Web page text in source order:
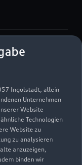
Ingolstadt, allein
Unternehmen
Website
Technologien
Website zu
zu analysieren
anzuzeigen,
binden wir
07:30
07:30
08:00